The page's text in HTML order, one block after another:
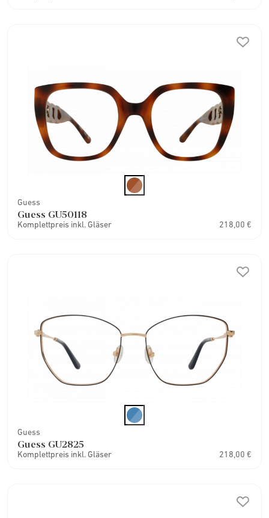
Guess
Guess GU50118
Komplettpreis inkl. Gläser 218,00 €
Guess
Guess GU2825
Komplettpreis inkl. Gläser 218,00 €